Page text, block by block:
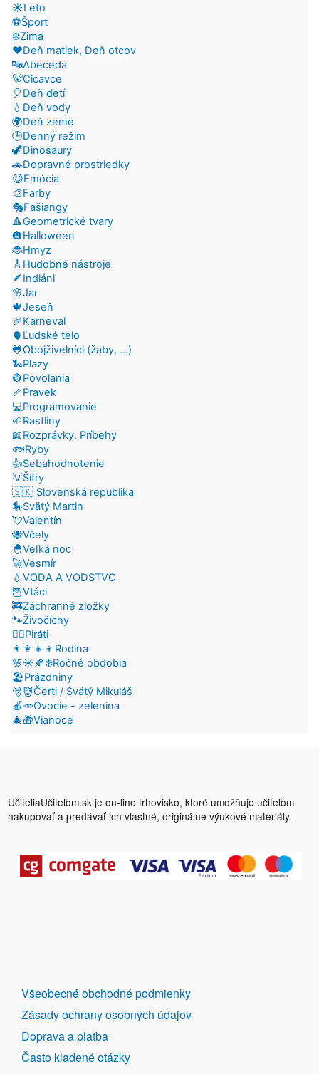
☀️Leto
⚽Šport
❄️Zima
❤️Deň matiek, Deň otcov
🔤Abeceda
🐻Cicavce
🎈Deň detí
💧Deň vody
🌍Deň zeme
🕒Denný režim
🦖Dinosaury
🚗Dopravné prostriedky
😊Emócia
🎨Farby
🎭Fašiangy
🔺Geometrické tvary
🎃Halloween
🐞Hmyz
🎸Hudobné nástroje
🪶Indiáni
🌸Jar
🍁Jeseň
🎉Karneval
🫀Ľudské telo
🐸Obojživelníci (žaby, ...)
🐍Plazy
👷Povolania
🦴Pravek
💻Programovanie
🌱Rastliny
📖Rozprávky, Príbehy
🐟Ryby
👍Sebahodnotenie
💡Šifry
🇸🇰 Slovenská republika
🎠Svätý Martin
💘Valentín
🐝Včely
🐣Veľká noc
🚀Vesmír
💧VODA A VODSTVO
🦉Vtáci
🚒Záchranné zložky
🐾Živočíchy
🏴‍☠️Piráti
👨‍👩‍👧‍👦Rodina
🌸☀️🍂❄️Ročné obdobia
🏖️Prázdniny
🎅👹Čerti / Svätý Mikuláš
🍎🥕Ovocie - zelenina
🎄🎁Vianoce
UčiteliaUčiteľom.sk je on-line trhovisko, ktoré umožňuje učiteľom
nakupovať a predávať ich vlastné, originálne výukové materiály.
DALŠÍ
ODKAZY
Všeobecné obchodné podmienky
Zásady ochrany osobných údajov
Doprava a platba
Často kladené otázky